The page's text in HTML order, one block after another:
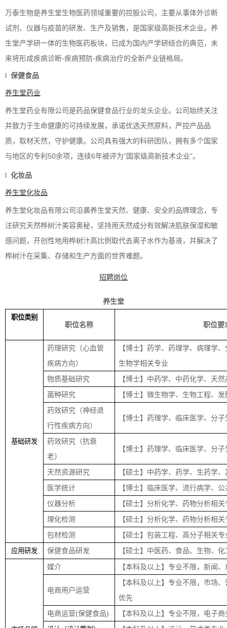
万泰生物是养生堂生物医药领域重要的控股公司，主要从事体外诊断
试剂、仪器与疫苗的研发、生产及销售，是国家级高新技术企业。养
生堂产学研一体的生物医药板块，已成为国内产学研结合的典范，未
来将形成疾病诊断-疾病预防-疾病治疗的全新产业链格局。
l 保健食品
养生堂药业
养生堂药业有限公司是药品保健食品行业的龙头企业。公司始终关注
并致力于生命健康的可持续发展，承诺优选天然原料，严控产品品
质，取材天然，守护健康。公司具有强大的科研团队，拥有多个国家
与地区的专利 50余项，连续6年被评为“国家级高新技术企业”。
l 化妆品
养生堂化妆品
养生堂化妆品有限公司沿袭养生堂天然、健康、安全的品牌理念，专
注研究天然桦树汁美容奥秘，坚持用天然成分有效解决肌肤保湿和敏
感问题，开创性地用桦树汁高比例取代去离子水作为基液，并解决了
桦树汁在采集、存储和生产方面的世界难题。
招聘岗位
养生堂
职位类别
职位名称 职位要
基础研发
药理研究（心血管
疾病方向）
【博士】药学、药理学、病理学
生物学相关专业
物质基础研究
【博士】中药学、中药化学、天
菌种研究
【博士】微生物学、生物工程、
药效研究（神经退
行性疾病方向）
【博士】药理学、临床医学、分
药效研究（抗衰
老）
【博士】药理学、临床医学、分
天然资源研究
【硕士】中药学、药学、生药学
医学统计
【博士】临床医学、流行病学、
仪器分析
【硕士】分析化学、药物分析相
理化检测
【硕士】分析化学、药物分析相
包材检测
【硕士】包装工程、高分子相关专
应用研发 保健食品研发 【硕士】中医药、食品、生物、
媒介 【本科及以上】专业不限，新闻
电商用户运营
【本科及以上】专业不限，市场
优先
电商运营(保健食品) 【本科及以上】专业不限，电子